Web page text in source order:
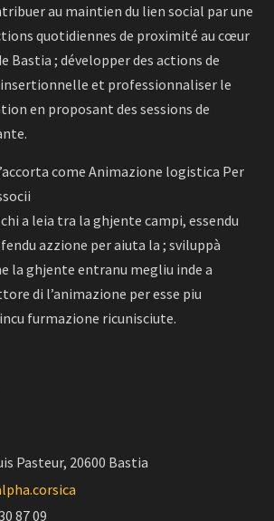
au maintien du lien social par une
quotidiennes de proximité au cœur
Bastia ; développer des actions de
et professionnaliser le
en proposant des sessions de
come Animazione logistica Per
a leia tra la ghjente campi, essendu
azzione per aiuta la ; sviluppà
la ghjente entranu megliu inde a
di l’animazione per esse piu
furmazione ricunisciute.
Pasteur, 20600 Bastia
87 09